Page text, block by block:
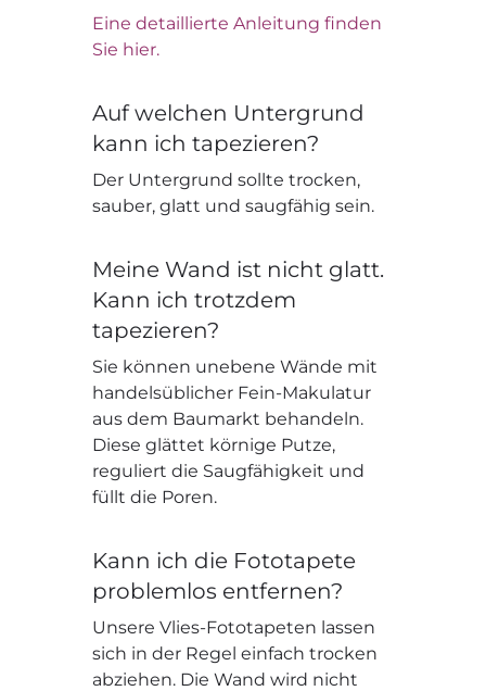
Eine detaillierte Anleitung finden
Sie hier.
Auf welchen Untergrund
kann ich tapezieren?
Der Untergrund sollte trocken,
sauber, glatt und saugfähig sein.
Meine Wand ist nicht glatt.
Kann ich trotzdem
tapezieren?
Sie können unebene Wände mit
handelsüblicher Fein-Makulatur
aus dem Baumarkt behandeln.
Diese glättet körnige Putze,
reguliert die Saugfähigkeit und
füllt die Poren.
Kann ich die Fototapete
problemlos entfernen?
Unsere Vlies-Fototapeten lassen
sich in der Regel einfach trocken
abziehen. Die Wand wird nicht